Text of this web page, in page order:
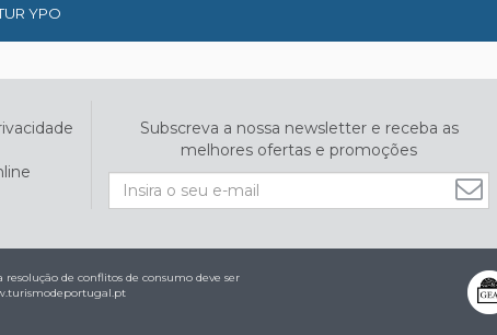
YPO
Subscreva a nossa newsletter e receba as
melhores ofertas e promoções
de conflitos de consumo deve ser